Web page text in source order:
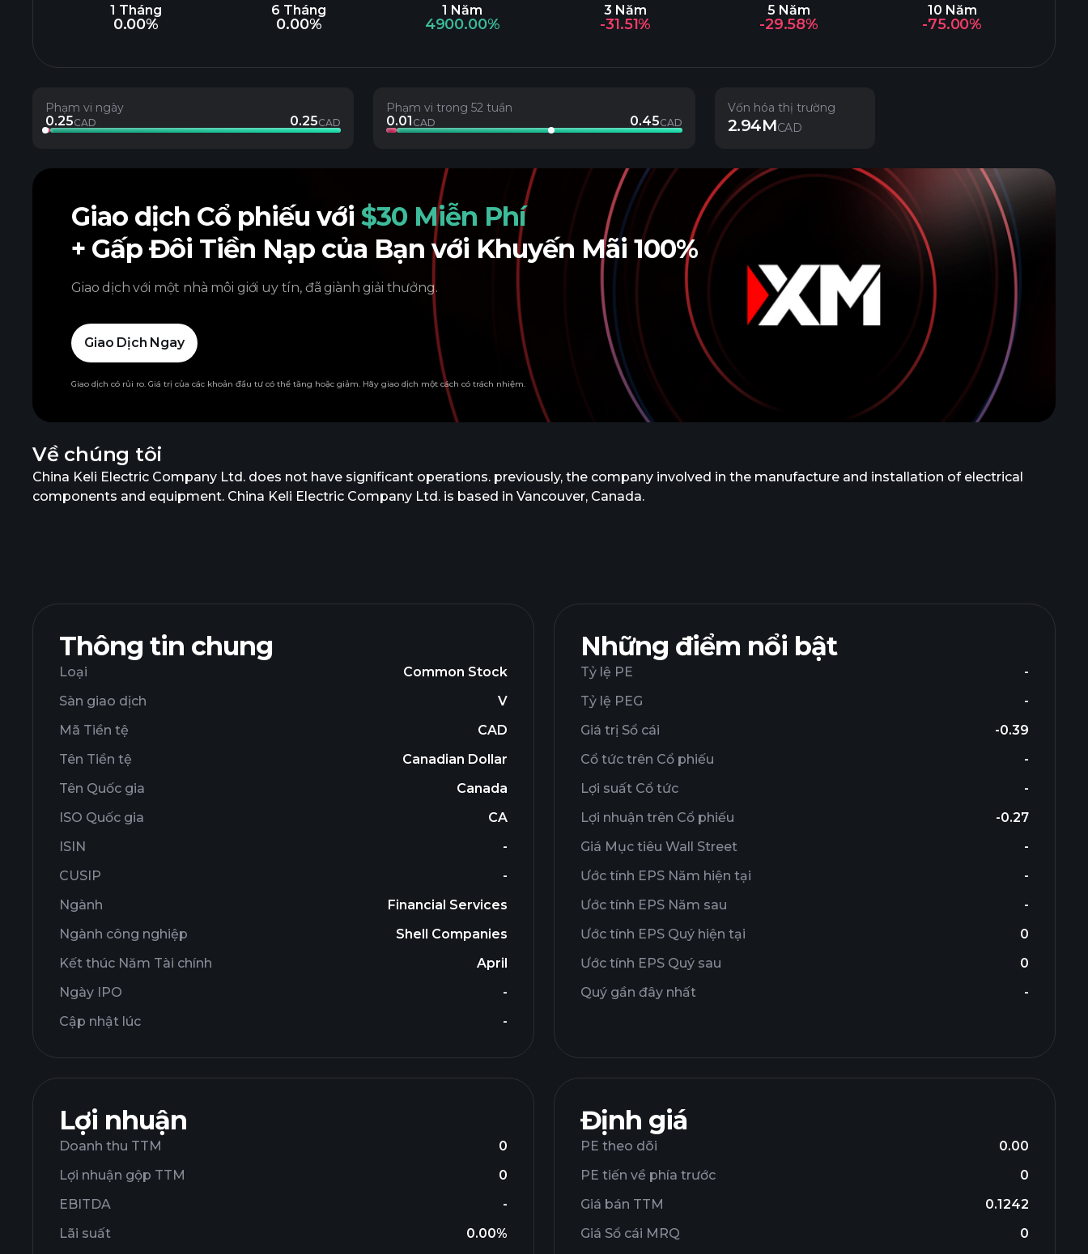
1 Tháng
0.00%
6 Tháng
0.00%
1 Năm
4900.00%
3 Năm
-31.51%
5 Năm
-29.58%
10 Năm
-75.00%
Phạm vi ngày
0.25CAD 0.25CAD
Phạm vi trong 52 tuần
0.01 CAD 0.45CAD
Vốn hóa thị trường
2.94MCAD
Về chúng tôi
China Keli Electric Company Ltd. does not have significant operations. previously, the company involved in the manufacture and installation of electrical
components and equipment. China Keli Electric Company Ltd. is based in Vancouver, Canada.
Thông tin chung
Loại
Common Stock
Sàn giao dịch
V
Mã Tiền tệ
CAD
Tên Tiền tệ
Canadian Dollar
Tên Quốc gia
Canada
ISO Quốc gia
CA
ISIN
-
CUSIP
-
Ngành
Financial Services
Ngành công nghiệp
Shell Companies
Kết thúc Năm Tài chính
April
Ngày IPO
-
Cập nhật lúc
-
Những điểm nổi bật
Tỷ lệ PE
-
Tỷ lệ PEG
-
Giá trị Sổ cái
-0.39
Cổ tức trên Cổ phiếu
-
Lợi suất Cổ tức
-
Lợi nhuận trên Cổ phiếu
-0.27
Giá Mục tiêu Wall Street
-
Ước tính EPS Năm hiện tại
-
Ước tính EPS Năm sau
-
Ước tính EPS Quý hiện tại
0
Ước tính EPS Quý sau
0
Quý gần đây nhất
-
Lợi nhuận
Doanh thu TTM
0
Lợi nhuận gộp TTM
0
EBITDA
-
Lãi suất
0.00%
Định giá
PE theo dõi
0.00
PE tiến về phía trước
0
Giá bán TTM
0.1242
Giá Sổ cái MRQ
0
Giao dịch Cổ phiếu với $30 Miễn Phí
+ Gấp Đôi Tiền Nạp của Bạn với Khuyến Mãi 100%
Giao dịch với một nhà môi giới uy tín, đã giành giải thưởng.
Giao Dịch Ngay
Giao dịch có rủi ro. Giá trị của các khoản đầu tư có thể tăng hoặc giảm. Hãy giao dịch một cách có trách nhiệm.